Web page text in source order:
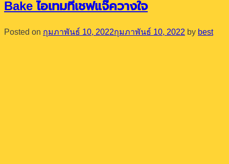
Bake ไอเทมที่เชฟแจ๊ควางใจ
Posted on กุมภาพันธ์ 10, 2022กุมภาพันธ์ 10, 2022 by best